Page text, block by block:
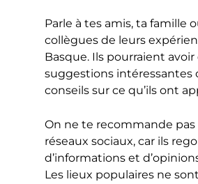
Parle à tes amis, ta famille
collègues de leurs
Basque. Ils pourraient avoir
suggestions intéressantes
conseils sur ce qu’ils ont
On ne te recommande pas
réseaux sociaux, car ils
d’informations et
Les lieux populaires ne